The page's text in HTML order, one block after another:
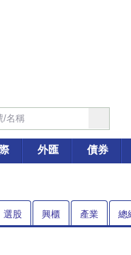
外匯 債券
選股 興櫃 產業 總